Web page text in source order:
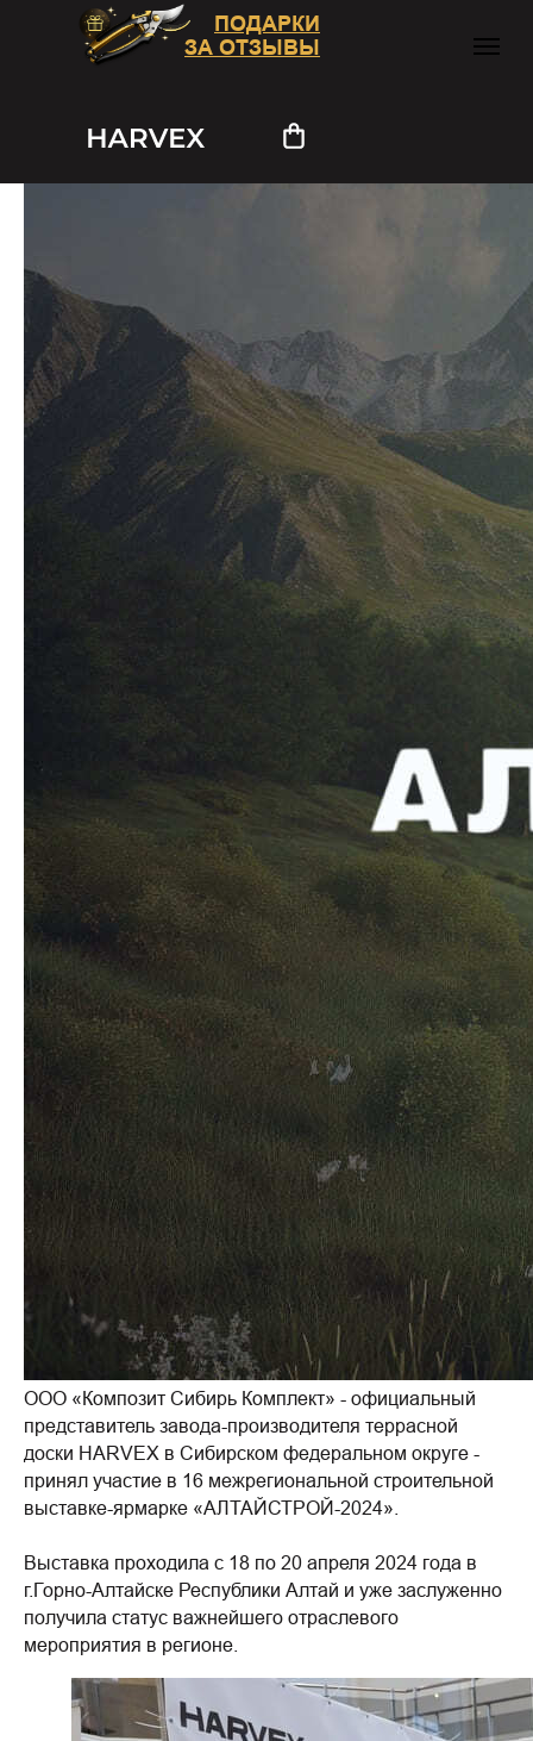
ПОДАРКИ
ЗА ОТЗЫВЫ
«АЛТАЙСТРОЙ-2024»
ООО «Композит Сибирь Комплект» - официальный
представитель завода-производителя террасной
доски HARVEX в Сибирском федеральном округе -
принял участие в 16 межрегиональной строительной
выставке-ярмарке «АЛТАЙСТРОЙ-2024».
Выставка проходила с 18 по 20 апреля 2024 года в
г.Горно-Алтайске Республики Алтай и уже заслуженно
получила статус важнейшего отраслевого
мероприятия в регионе.